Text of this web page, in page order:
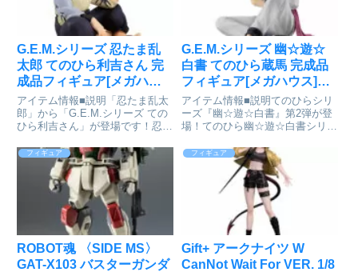
G.E.M.シリーズ 忍たま乱
太郎 てのひら利吉さん 完
成品フィギュア[メガハウ
ス]が予約受付中
アイテム情報■説明「忍たま乱太
郎」から「G.E.M.シリーズ ての
ひら利吉さん」が登場です！忍た
ひら利吉さん通販サイトで検索す
G.E.M.シリーズ 幽☆遊☆
白書 てのひら蔵馬 完成品
フィギュア[メガハウス]が
予約受付中
アイテム情報■説明てのひらシリ
ーズ『幽☆遊☆白書』第2弾が登
場！てのひら幽☆遊☆白書シリー
台座付属■サイズ全高約90mm幽
☆遊☆白書_G.E.M.シリーズ て
のひら蔵馬colleizeで探す
フィギュア
ROBOT魂 〈SIDE MS〉
GAT-X103 バスターガンダ
フィギュア
Gift+ アークナイツ W
CanNot Wait For VER. 1/8